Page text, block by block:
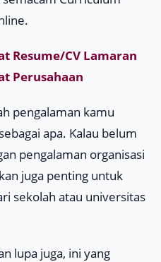
.
Resume/CV Lamaran
Perusahaan
pengalaman kamu
apa. Kalau belum
pengalaman organisasi
juga penting untuk
sekolah atau universitas
lupa juga, ini yang